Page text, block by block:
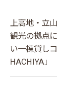
上高地・立
観光の拠点
い一棟貸し
HACHIYA」